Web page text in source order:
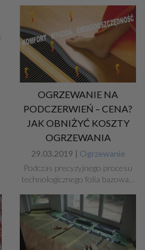
OGRZEWANIE NA
PODCZERWIEŃ – CENA?
JAK OBNIŻYĆ KOSZTY
OGRZEWANIA
29.03.2019 | Ogrzewanie
Podczas precyzyjnego procesu
technologicznego folia bazowa…